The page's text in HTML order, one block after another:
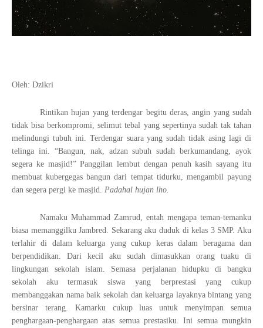
Oleh: Dzikri
Rintikan hujan yang terdengar begitu deras, angin yang sudah
tidak bisa berkompromi, selimut tebal yang sepertinya sudah tak tahan
melindungi tubuh ini. Terdengar suara yang sudah tidak asing lagi di
telinga ini. “Bangun, nak, adzan subuh sudah berkumandang, ayok
segera ke masjid!” Panggilan lembut dengan penuh kasih sayang itu
membuat kubergegas bangun dari tempat tidurku, mengambil payung
dan segera pergi ke masjid. Padahal hujan lho.
Namaku Muhammad Zamrud, entah mengapa teman-temanku
biasa memanggilku Jambred. Sekarang aku duduk di kelas 3 SMP. Aku
terlahir di dalam keluarga yang cukup keras dalam beragama dan
berpendidikan. Dari kecil aku sudah dimasukkan orang tuaku di
lingkungan sekolah islam. Semasa perjalanan hidupku di bangku
sekolah aku termasuk siswa yang berprestasi yang cukup
membanggakan nama baik sekolah dan keluarga layaknya bintang yang
bersinar terang. Kamarku cukup luas untuk menyimpan semua
penghargaan-penghargaan atas semua prestasiku. Ini semua mungkin